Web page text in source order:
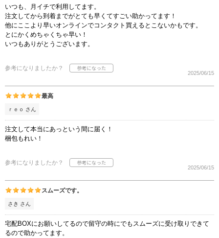
いつも、月イチで利用してます。
注文してから到着までがとても早くてすごい助かってます！
他にここより早いオンラインでコンタクト買えるとこないかもです。
とにかくめちゃくちゃ早い！
いつもありがとうございます。
参考になりましたか？
2025/06/15
最高
ｒｅｏ さん
注文して本当にあっという間に届く！
梱包もれい！
参考になりましたか？
2025/06/15
スムーズです。
さき さん
宅配BOXにお願いしてるので留守の時にでもスムーズに受け取りできて
るので助かってます。